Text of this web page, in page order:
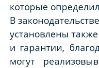
которые
В
установлены
и гарантии,
могут